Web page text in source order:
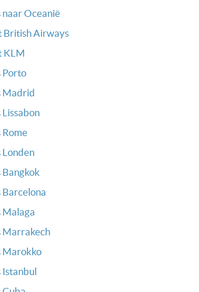
Oceanië
British Airways
KLM
Porto
Madrid
Malaga
Marrakech
Marokko